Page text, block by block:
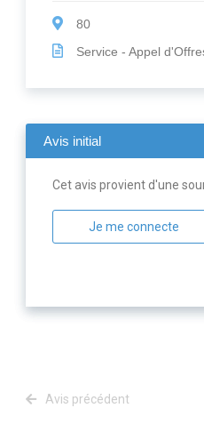
80
Service - Appel
Avis initial
Cet avis provient d'une
Je me connecte
Avis précédent